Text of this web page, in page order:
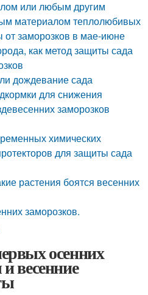
или любым другим
материалом теплолюбивых
от заморозков в мае-июне
как метод защиты сада
дождевание сада
для снижения
заморозков
химических
для защиты сада
растения боятся весенних
заморозков.
осенних
весенние